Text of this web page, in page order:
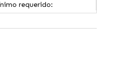
requerido: